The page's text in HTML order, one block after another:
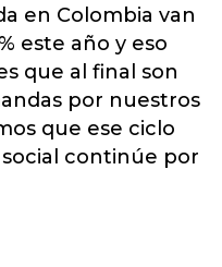
en Colombia van
este año y eso
que al final son
por nuestros
que ese ciclo
continúe por